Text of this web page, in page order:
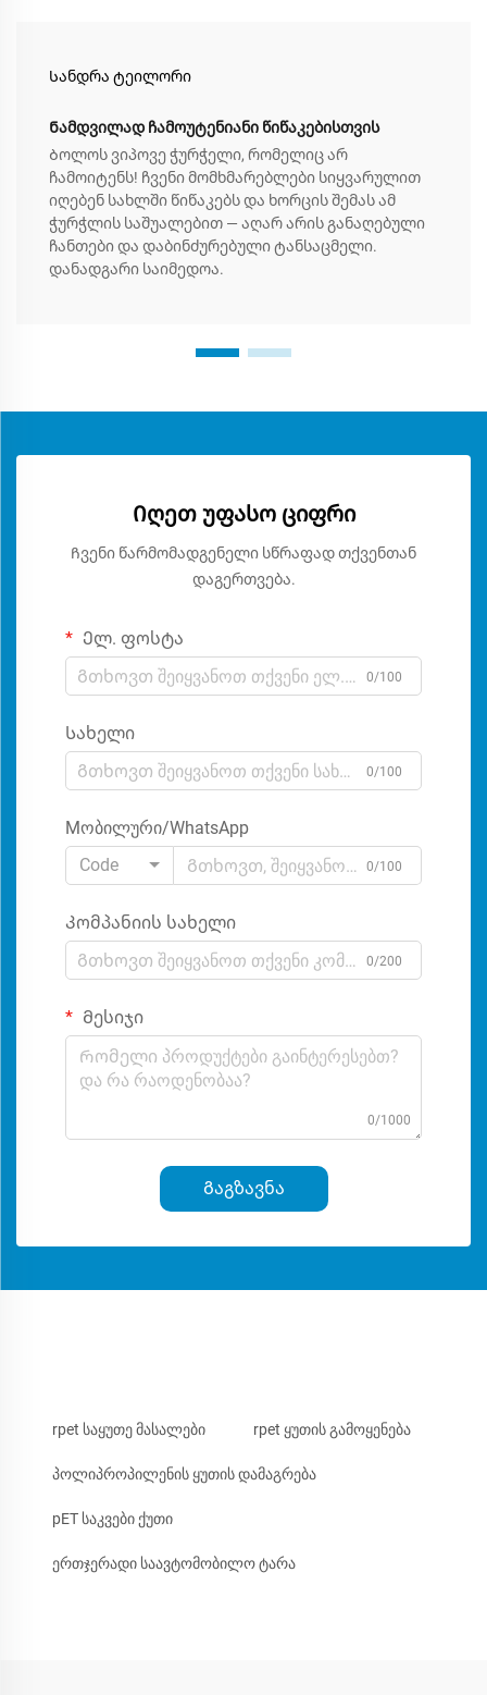
Სანდრა ტეილორი
Ნამდვილად ჩამოუტენიანი წიწაკებისთვის
Ბოლოს ვიპოვე ჭურჭელი, რომელიც არ
ჩამოიტენს! ჩვენი მომხმარებლები სიყვარულით
იღებენ სახლში წიწაკებს და ხორცის შემას ამ
ჭურჭლის საშუალებით — აღარ არის განაღებული
ჩანთები და დაბინძურებული ტანსაცმელი.
დანადგარი საიმედოა.
Იღეთ უფასო ციფრი
Ჩვენი წარმომადგენელი სწრაფად თქვენთან
დაგერთვება.
Ელ. ფოსტა
0/100
Სახელი
0/100
Мობილური/WhatsApp
Code
0/100
Კომპანიის სახელი
0/200
Მესიჯი
0/1000
Გაგზავნა
rpet საყუთე მასალები rpet ყუთის გამოყენება
პოლიპროპილენის ყუთის დამაგრება
pET საკვები ქუთი
ერთჯერადი საავტომობილო ტარა